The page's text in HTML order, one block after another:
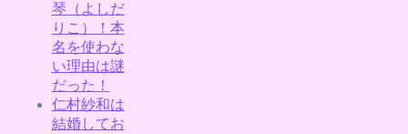
琴（よしだ
りこ）！本
名を使わな
い理由は謎
だった！
仁村紗和は
結婚してお